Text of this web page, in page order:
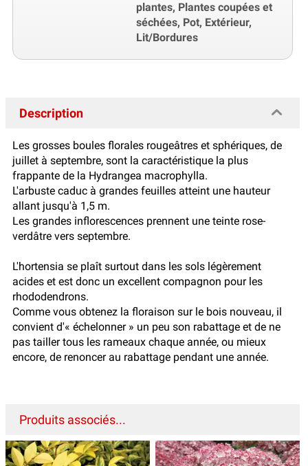
plantes, Plantes coupées et
séchées, Pot, Extérieur,
Lit/Bordures
Description
Les grosses boules florales rougeâtres et sphériques, de
juillet à septembre, sont la caractéristique la plus
frappante de la Hydrangea macrophylla.
L'arbuste caduc à grandes feuilles atteint une hauteur
allant jusqu'à 1,5 m.
Les grandes inflorescences prennent une teinte rose-
verdâtre vers septembre.
L'hortensia se plaît surtout dans les sols légèrement
acides et est donc un excellent compagnon pour les
rhododendrons.
Comme vous obtenez la floraison sur le bois nouveau, il
convient d'« échelonner » un peu son rabattage et de ne
pas tailler tous les rameaux chaque année, ou mieux
encore, de renoncer au rabattage pendant une année.
Produits associés...